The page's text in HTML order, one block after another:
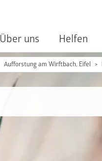
Über uns Helfen
Aufforstung am Wirftbach, Eifel